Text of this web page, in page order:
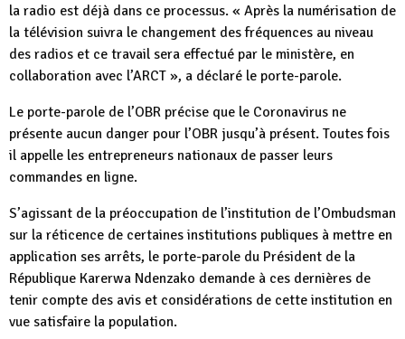
la radio est déjà dans ce processus. « Après la numérisation de
la télévision suivra le changement des fréquences au niveau
des radios et ce travail sera effectué par le ministère, en
collaboration avec l’ARCT », a déclaré le porte-parole.
Le porte-parole de l’OBR précise que le Coronavirus ne
présente aucun danger pour l’OBR jusqu’à présent. Toutes fois
il appelle les entrepreneurs nationaux de passer leurs
commandes en ligne.
S’agissant de la préoccupation de l’institution de l’Ombudsman
sur la réticence de certaines institutions publiques à mettre en
application ses arrêts, le porte-parole du Président de la
République Karerwa Ndenzako demande à ces dernières de
tenir compte des avis et considérations de cette institution en
vue satisfaire la population.